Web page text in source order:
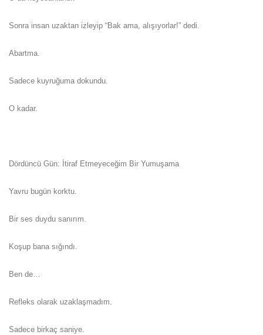
Sonra insan uzaktan izleyip “Bak ama, alışıyorlar!” dedi.
Abartma.
Sadece kuyruğuma dokundu.
O kadar.
Dördüncü Gün: İtiraf Etmeyeceğim Bir Yumuşama
Yavru bugün korktu.
Bir ses duydu sanırım.
Koşup bana sığındı.
Ben de…
Refleks olarak uzaklaşmadım.
Sadece birkaç saniye.